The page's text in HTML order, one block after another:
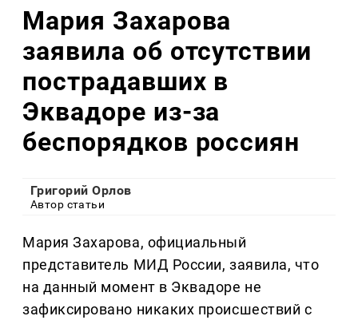
Мария Захарова
заявила об отсутствии
пострадавших в
Эквадоре из-за
беспорядков россиян
Григорий Орлов
Автор статьи
Мария Захарова, официальный
представитель МИД России, заявила, что
на данный момент в Эквадоре не
зафиксировано никаких происшествий с